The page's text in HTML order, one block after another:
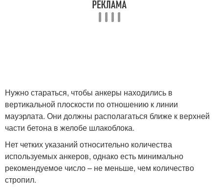
Нужно стараться, чтобы анкеры находились в
вертикальной плоскости по отношению к линии
мауэрлата. Они должны располагаться ближе к верхней
части бетона в желобе шлакоблока.
Нет четких указаний относительно количества
используемых анкеров, однако есть минимально
рекомендуемое число – не меньше, чем количество
стропил.